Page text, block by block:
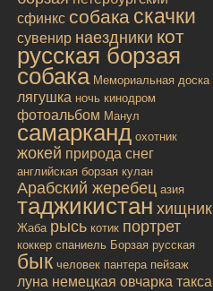
сфинкс собака скачки
сувенир наездники кот
русская борзая
собака Мемориальная доска
лягушка ночь кинодром
фотоальбом Манул
самарканд охотник
жокей природа снег
английская борзая кулан
Арабский жеребец азия
таджикистан хищник
Жаба рысь котик портрет
коккер спаниель Борзая русская
бык человек пантера пейзаж
луна немецкая овчарка такса